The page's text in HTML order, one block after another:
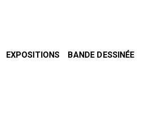
EXPOSITIONS BANDE DESSINÉE